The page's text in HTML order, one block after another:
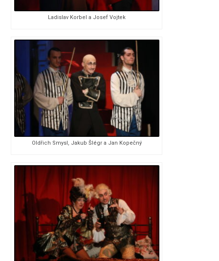
Ladislav Korbel a Josef Vojtek
Oldřich Smysl, Jakub Šlégr a Jan Kopečný